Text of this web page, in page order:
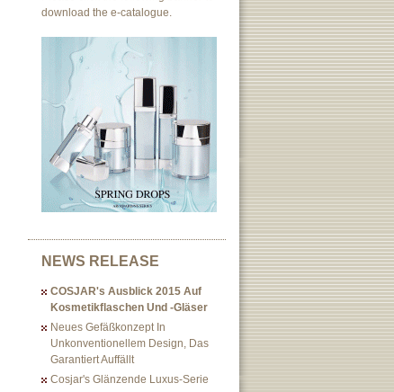
download the e-catalogue.
NEWS RELEASE
COSJAR's Ausblick 2015 Auf
Kosmetikflaschen Und -gläser
Neues Gefäßkonzept In
Unkonventionellem Design, Das
Garantiert Auffällt
Cosjar's Glänzende Luxus-Serie